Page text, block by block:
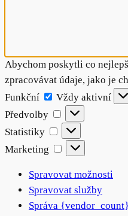
Abychom poskytli co
zpracovávat údaje, jako je
Funkční
Funkční
Vždy aktivní
Předvolby
Předvolby
Statistiky
Statistiky
Marketing
Marketing
Spravovat možnosti
Spravovat služby
Správa